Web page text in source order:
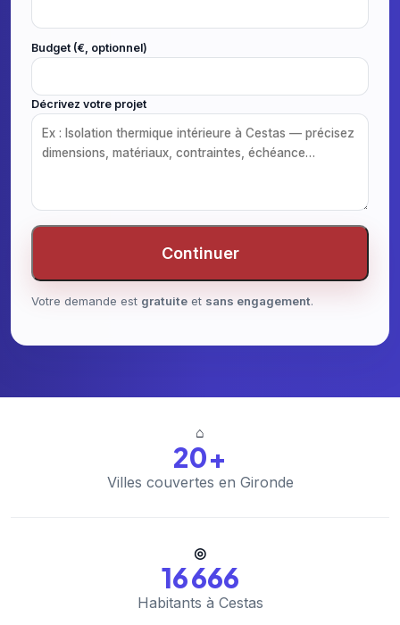
Budget (€, optionnel)
Décrivez votre projet
Continuer
Votre demande est gratuite et sans engagement.
⌂
20+
Villes couvertes en Gironde
◎
16 666
Habitants à Cestas